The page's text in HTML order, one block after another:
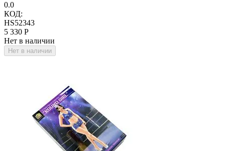
0.0
КОД:
HS52343
5 330 Р
Нет в наличии
Нет в наличии